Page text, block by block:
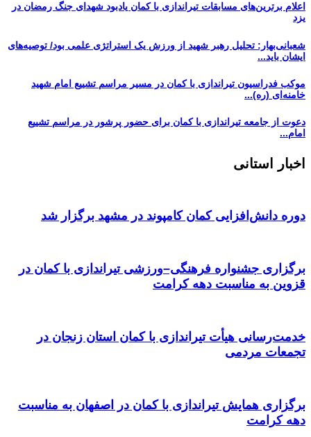
اعلام برترین‌های مسابقات تیراندازی با کمان یادبود شهدای جنگ رمضان در
یزد
شعبانی‌بهار: تحلیل رهبر شهید از ورزش یک استراتژی علمی بود/ توصیه‌های
ایشان باید...
موکب فدراسیون تیراندازی با کمان در مسیر مراسم تشییع امام شهید
خامنه‌ای (ره)...
دعوت از جامعه تیراندازی با کمان برای حضور پرشور در مراسم تشییع
امام...
اخبار استانی
دوره دانش‌افزایی کمان کامپوند در مشهد برگزار شد
برگزاری جشنواره فرهنگی–ورزشی تیراندازی با کمان در
قزوین به مناسبت دهه کرامت
خدمت‌رسانی هیأت تیراندازی با کمان استان زنجان در
تجمعات مردمی
برگزاری همایش تیراندازی با کمان در اصفهان به مناسبت
دهه کرامت